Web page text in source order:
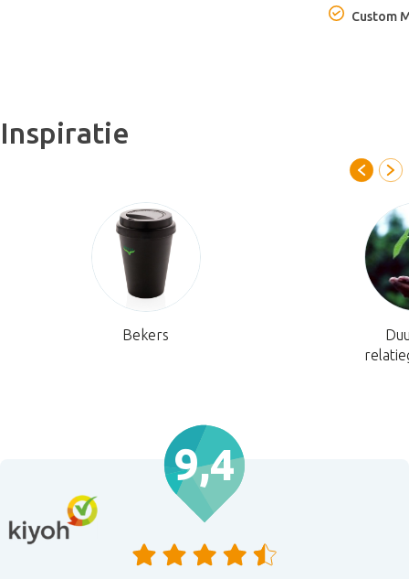
Custom
Inspiratie
Bekers
9,4